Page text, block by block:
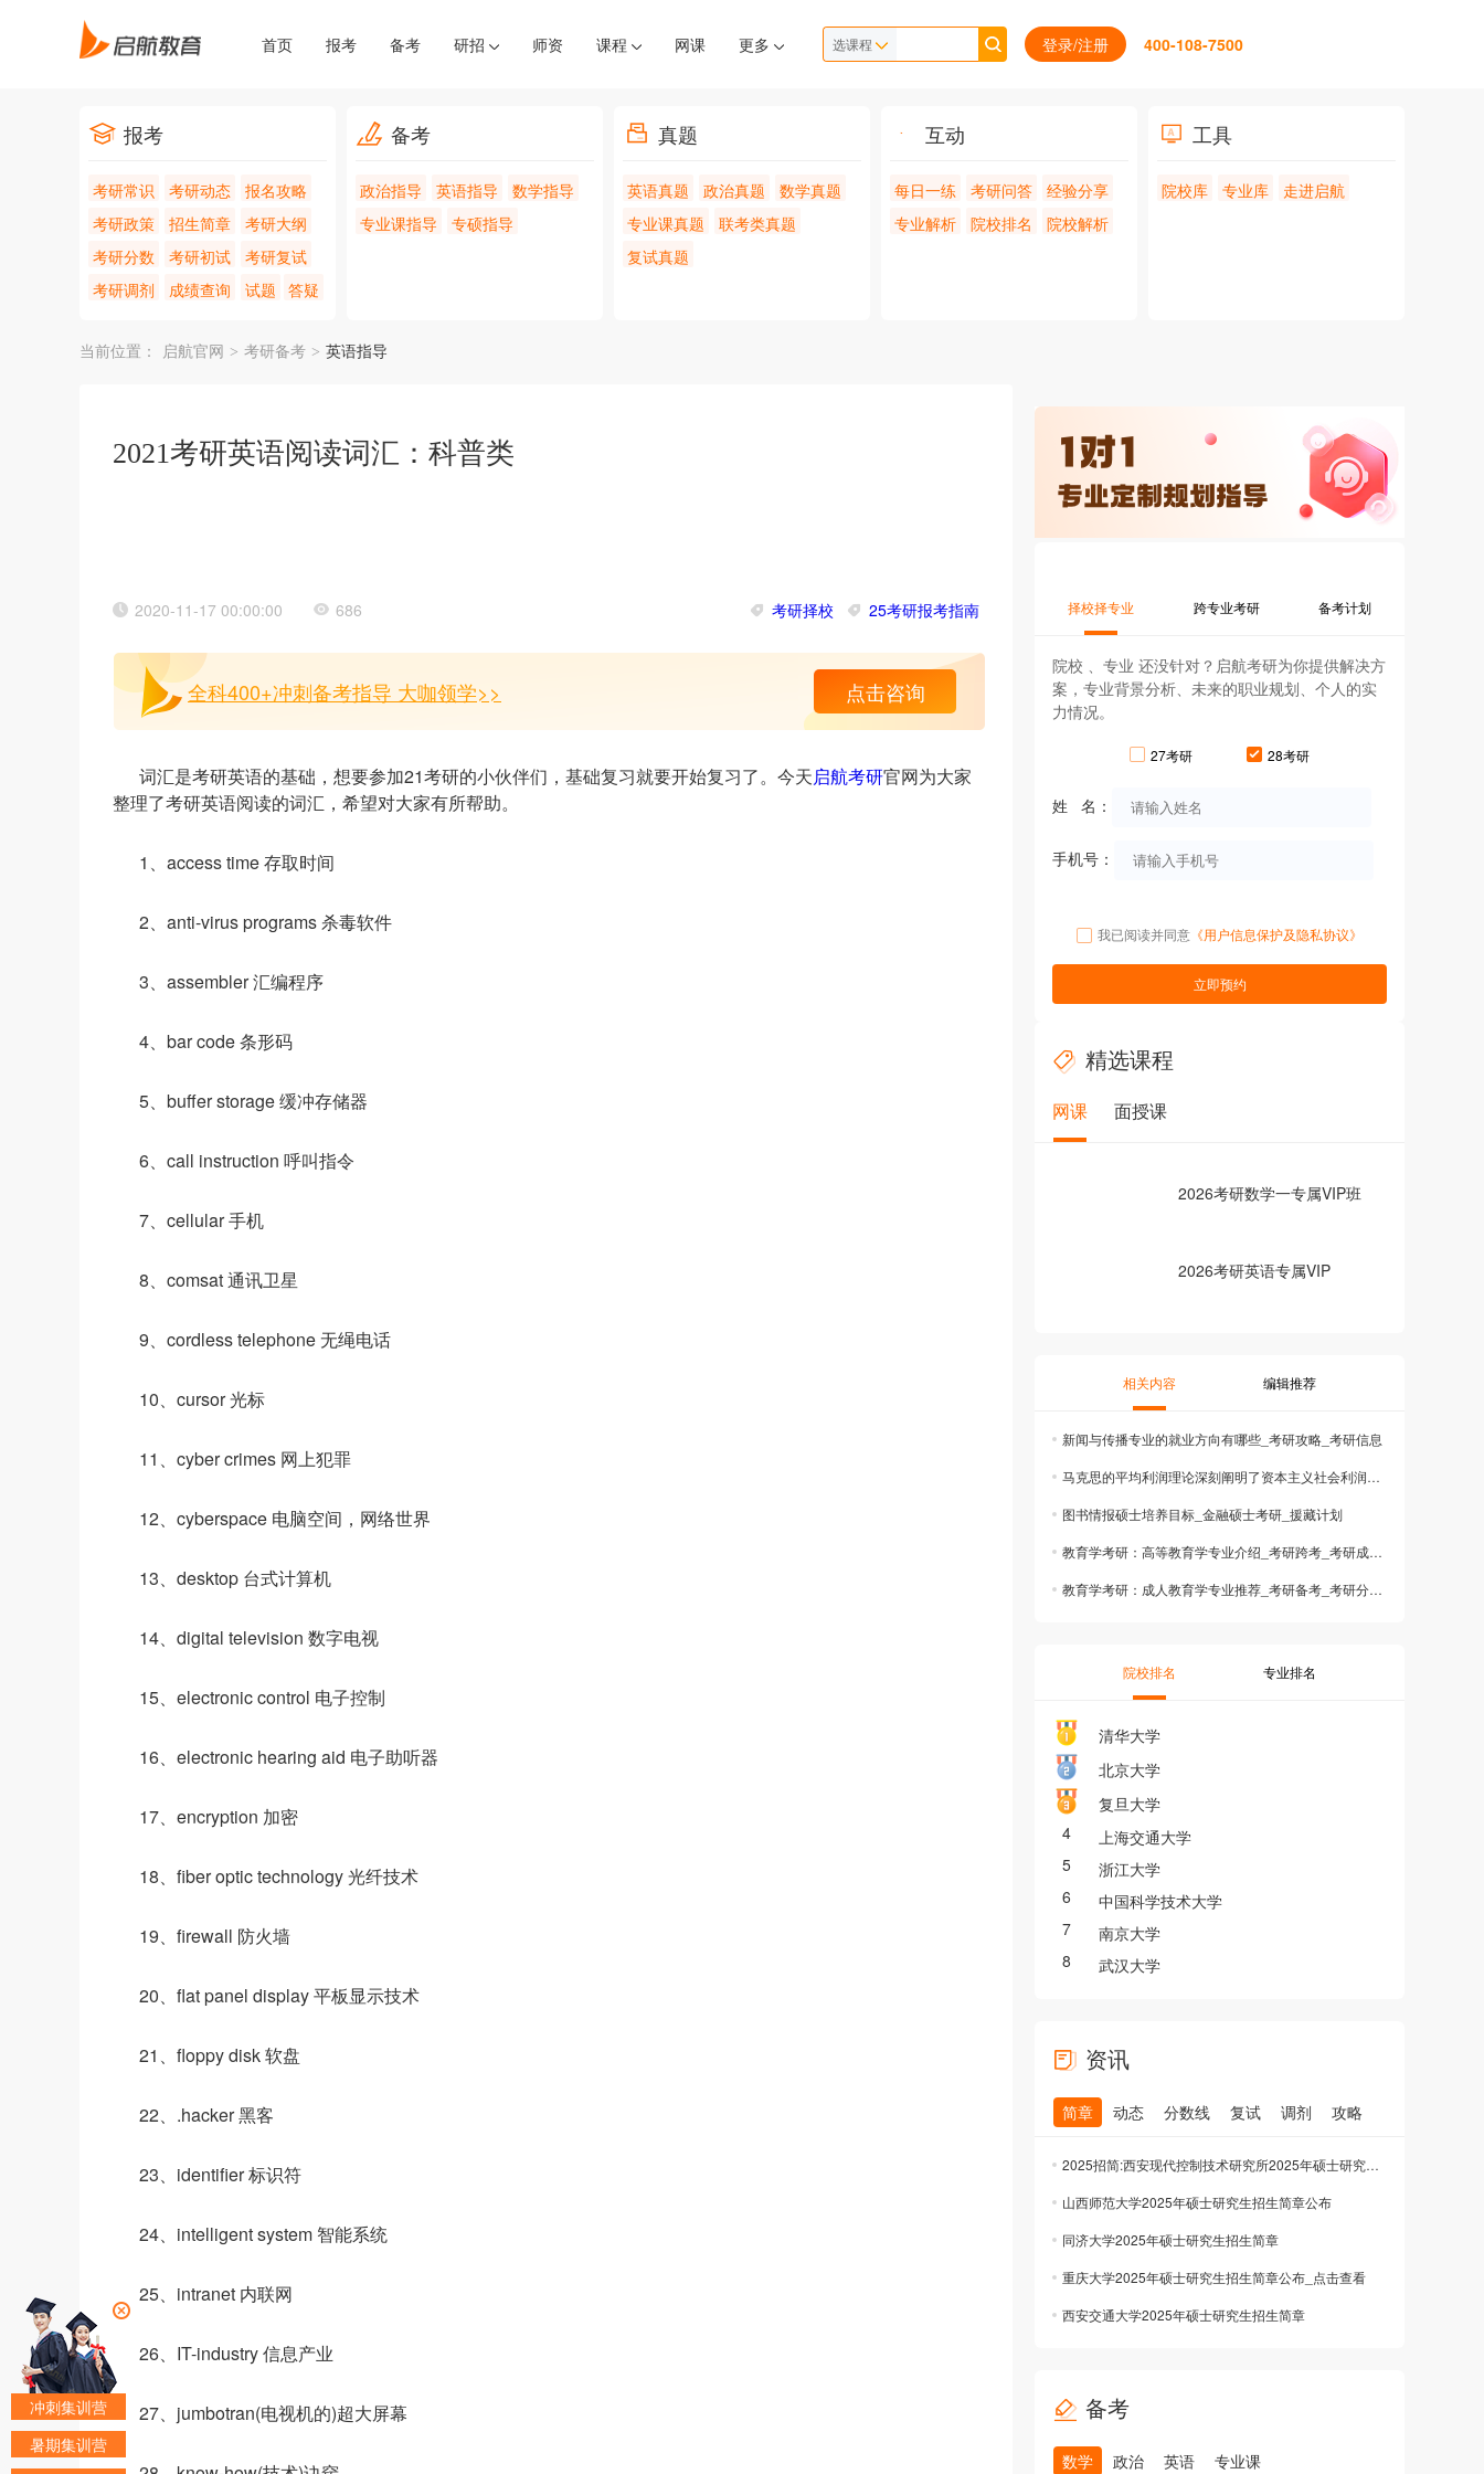
首页 报考 备考 研招 师资 课程 网课 更多 选课程 登录/注册 400-108-7500
报考
考研常识 考研动态
报名攻略
考研政策
招生简章
考研大纲
考研分数
考研初试
考研复试
考研调剂
成绩查询 试题 答疑
备考
政治指导 英语指导
数学指导
专业课指导
专硕指导
真题
英语真题 政治真题
数学真题
专业课真题
联考类真题
复试真题
互动
每日一练 考研问答
经验分享
专业解析
院校排名 院校解析
工具
院校库 专业库 走进启航
当前位置： 启航官网 > 考研备考 > 英语指导
2021考研英语阅读词汇：科普类
2020-11-17 00:00:00 686 考研择校 25考研报考指南
全科400+冲刺备考指导 大咖领学>> 点击咨询
词汇是考研英语的基础，想要参加21考研的小伙伴们，基础复习就要开始复习了。今天启航考研官网为大家
整理了考研英语阅读的词汇，希望对大家有所帮助。
1、access time 存取时间
2、anti-virus programs 杀毒软件
3、assembler 汇编程序
4、bar code 条形码
5、buffer storage 缓冲存储器
6、call instruction 呼叫指令
7、cellular 手机
8、comsat 通讯卫星
9、cordless telephone 无绳电话
10、cursor 光标
11、cyber crimes 网上犯罪
12、cyberspace 电脑空间，网络世界
13、desktop 台式计算机
14、digital television 数字电视
15、electronic control 电子控制
16、electronic hearing aid 电子助听器
17、encryption 加密
18、fiber optic technology 光纤技术
19、firewall 防火墙
20、flat panel display 平板显示技术
21、floppy disk 软盘
22、.hacker 黑客
23、identifier 标识符
24、intelligent system 智能系统
25、intranet 内联网
26、IT-industry 信息产业
27、jumbotran(电视机的)超大屏幕
择校择专业 跨专业考研 备考计划
院校 、专业 还没针对？启航考研为你提供解决方
案，专业背景分析、未来的职业规划、个人的实
力情况。
27考研 28考研
姓 名：
手机号：
我已阅读并同意 《用户信息保护及隐私协议》
立即预约
精选课程
网课 面授课
2026考研数学一专属VIP班
2026考研英语专属VIP
相关内容 编辑推荐
新闻与传播专业的就业方向有哪些_考研攻略_考研信息
马克思的平均利润理论深刻阐明了资本主义社会利润转化为平均利润以及剩余价值被进一步
图书情报硕士培养目标_金融硕士考研_援藏计划
教育学考研：高等教育学专业介绍_考研跨考_考研成绩查询
教育学考研：成人教育学专业推荐_考研备考_考研分数线
院校排名 专业排名
清华大学
北京大学
复旦大学
4
上海交通大学
5
浙江大学
6
中国科学技术大学
7
南京大学
8
武汉大学
资讯
简章 动态 分数线 复试 调剂 攻略
2025招简:西安现代控制技术研究所2025年硕士研究生招生简章公布
山西师范大学2025年硕士研究生招生简章公布
同济大学2025年硕士研究生招生简章
重庆大学2025年硕士研究生招生简章公布_点击查看
西安交通大学2025年硕士研究生招生简章
备考
数学 政治 英语 专业课
冲刺集训营
暑期集训营